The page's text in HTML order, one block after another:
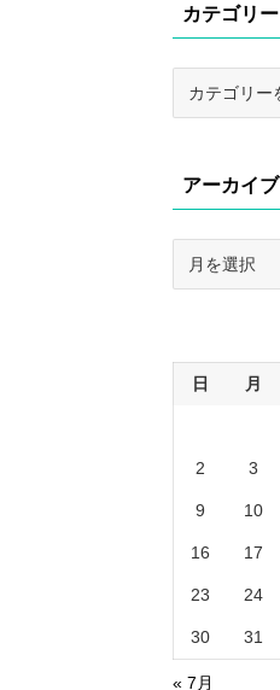
カテゴリー
ーアーカイブ
日 月
2 3
9 10
16 17
23 24
30 31
« 7月